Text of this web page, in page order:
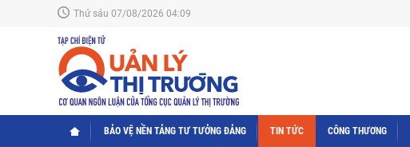
Thứ sáu 07/08/2026 04:09
BẢO VỆ NỀN TẢNG TƯ TƯỞNG ĐẢNG TIN TỨC CÔNG THƯƠNG